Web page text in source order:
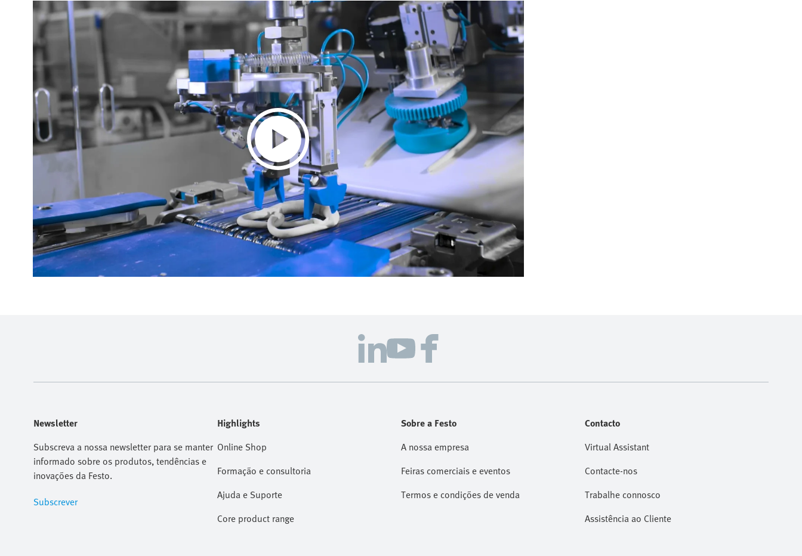
Newsletter
Subscreva a nossa newsletter para se manter
informado sobre os produtos, tendências e
inovações da Festo.
Subscrever
Highlights
Online Shop
Formação e consultoria
Ajuda e Suporte
Core product range
Sobre a Festo
A nossa empresa
Feiras comerciais e eventos
Termos e condições de venda
Contacto
Virtual Assistant
Contacte-nos
Trabalhe connosco
Assistência ao Cliente